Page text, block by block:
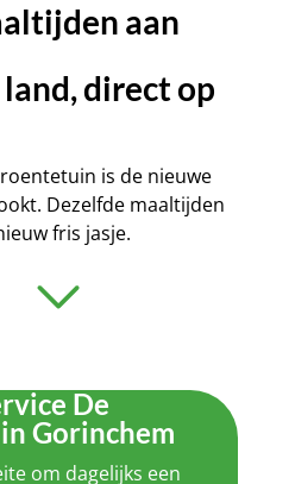
aan
direct op
is de nieuwe
Dezelfde maaltijden
fris jasje.
De
Gorinchem
om dagelijks een